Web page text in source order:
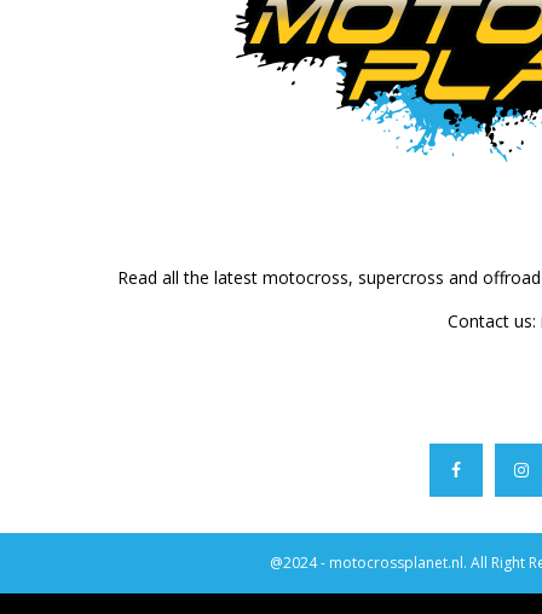
Read all the latest motocross, supercross and
Contact us:
@2024 - motocrossplanet.nl. All Right